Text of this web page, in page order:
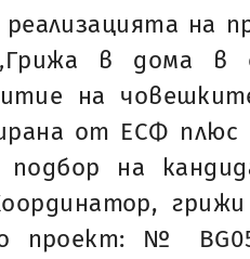
на
„Грижа в дома в
на
от ЕСФ
подбор на
№